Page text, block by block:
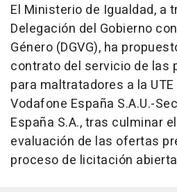
El Ministerio de Igualdad, a
Delegación del Gobierno
Género (DGVG), ha
contrato del servicio de las
para maltratadores a la
Vodafone España S.A.U.-
España S.A., tras culminar
evaluación de las ofertas
proceso de licitación